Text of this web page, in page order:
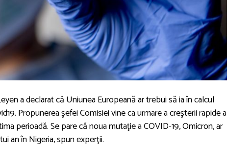
a declarat că Uniunea Europeană ar trebui să ia în calcul
Propunerea şefei Comisiei vine ca urmare a creşterii rapide a
perioadă. Se pare că noua mutaţie a COVID-19, Omicron, ar
an în Nigeria, spun experţii.